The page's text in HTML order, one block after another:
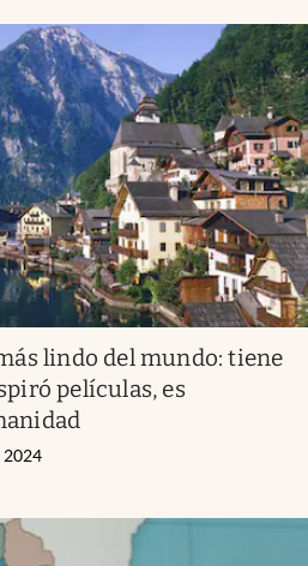
lindo del mundo: tiene
películas, es
2024